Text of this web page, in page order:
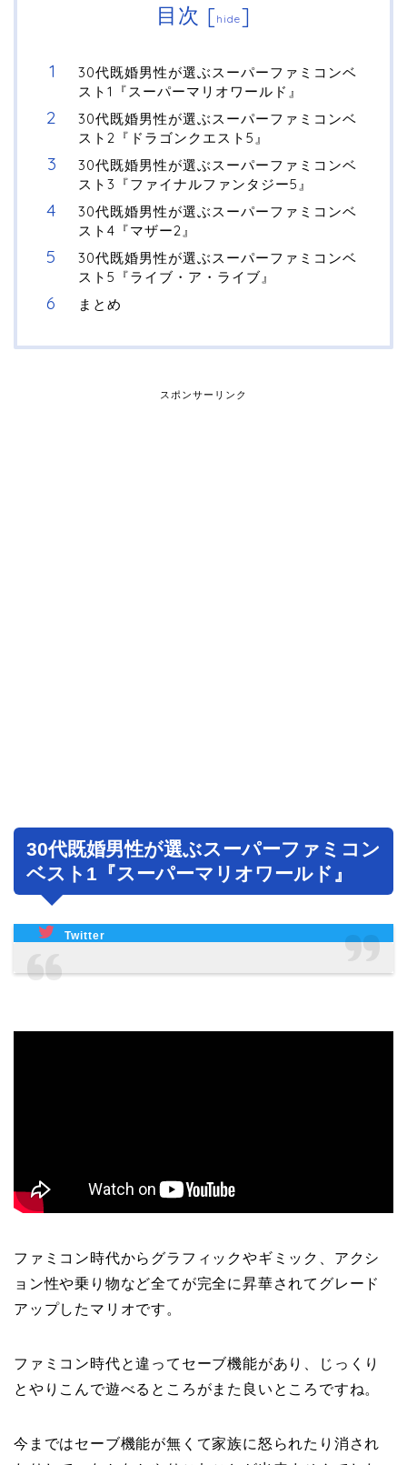
目次 [hide]
30代既婚男性が選ぶスーパーファミコンベ
スト1『スーパーマリオワールド』
30代既婚男性が選ぶスーパーファミコンベ
スト2『ドラゴンクエスト5』
30代既婚男性が選ぶスーパーファミコンベ
スト3『ファイナルファンタジー5』
30代既婚男性が選ぶスーパーファミコンベ
スト4『マザー2』
30代既婚男性が選ぶスーパーファミコンベ
スト5『ライブ・ア・ライブ』
まとめ
スポンサーリンク
30代既婚男性が選ぶスーパーファミコン
ベスト1『スーパーマリオワールド』
Twitter
ファミコン時代からグラフィックやギミック、アクシ
ョン性や乗り物など全てが完全に昇華されてグレード
アップしたマリオです。
ファミコン時代と違ってセーブ機能があり、じっくり
とやりこんで遊べるところがまた良いところですね。
今まではセーブ機能が無くて家族に怒られたり消され